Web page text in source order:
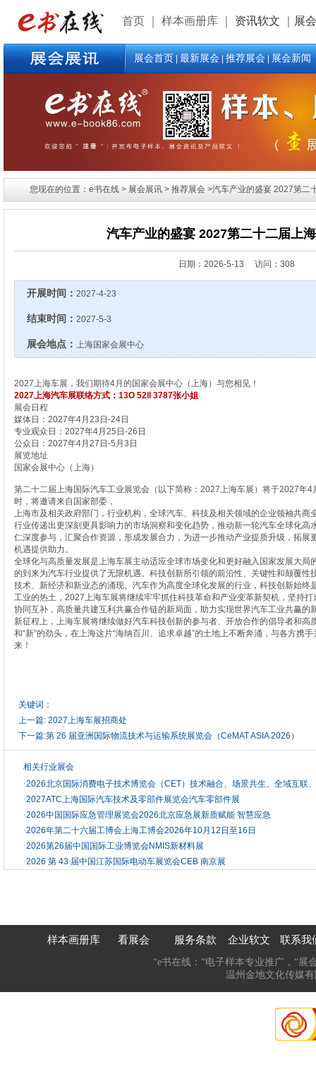
首页 样本画册库 资讯软文 展
展会首页|最新展会|推荐展会|展会新闻
您现在的位置：e书在线 > 展会展讯 > 推荐展会 >汽车产业的盛宴 2027第二
汽车产业的盛宴 2027第二十二届上
日期： 2026-5-13 访问：308
开展时间： 2027-4-23
结束时间： 2027-5-3
展会地点： 上海国家会展中心
2027上海车展，我们期待4月的国家会展中心（上海）与您相见！
2027上海汽车展联络方式：13O 52ll 3787张小姐
展会日程
媒体日：2027年4月23日-24日
专业观众日：2027年4月25日-26日
公众日：2027年4月27日-5月3日
展览地址
国家会展中心（上海）
第二十二届上海国际汽车工业展览会（以下简称：2027上海车展）将于2027年
时，将邀请来自国家部委，
上海市及相关政府部门，行业机构，全球汽车、科技及相关领域的企业领袖共商
行业传递出更深刻更具影响力的市场洞察和变化趋势，推动新一轮汽车全球化高
仁深度参与，汇聚合作资源，形成发展合力，为进一步推动产业提质升级，拓展
机遇提供助力。
全球化与高质量发展是上海车展主动适应全球市场变化和更好融入国家发展大局
的到来为汽车行业提供了无限机遇。科技创新所引领的前沿性、关键性和颠覆性
技术、新经济和新业态的涌现。汽车作为高度全球化发展的行业，科技创新始终
工业的热土，2027上海车展将继续牢牢抓住科技革命和产业变革新契机，坚持打
协同互补，高质量共建互利共赢合作链的新局面，助力实现世界汽车工业共赢的
新征程上，上海车展将继续做好汽车科技创新的参与者、开放合作的倡导者和高
和“新”的劲头，在上海这片“海纳百川、追求卓越”的土地上不断奔涌，与各方携
来！
关键词：
上一篇: 2027上海车展招商处
下一篇:第 26 届亚洲国际物流技术与运输系统展览会（CeMAT ASIA 2026）
相关行业展会
·2026北京国际消费电子技术博览会（CET）技术融合、场景共生、全域互联
·2027ATC上海国际汽车技术及零部件展览会汽车零部件展
·2026中国国际应急管理展览会2026北京应急展新质赋能 智慧应急
·2026年第二十六届工博会上海工博会2026年10月12日至16日
·2026第26届中国国际工业博览会NMIS新材料展
·2026 第 43 届中国江苏国际电动车展览会CEB 南京展
样本画册库 看展会 服务条款 企业软文 联系我
“e书在线：“电子样本专业推广，“展
温州金地文化传媒